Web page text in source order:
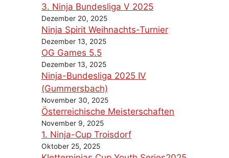
3. Ninja Bundesliga V 2025
Dezember 20, 2025
Ninja Spirit Weihnachts-Turnier
Dezember 13, 2025
OG Games 5.5
Dezember 13, 2025
Ninja-Bundesliga 2025 IV
(Gummersbach)
November 30, 2025
Österreichische Meisterschaften
November 9, 2025
1. Ninja-Cup Troisdorf
Oktober 25, 2025